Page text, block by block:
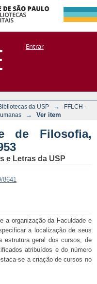
:
CoriscoEntrar
da USP →
FFLCH -
→ Ver item
de Filosofia,
e Letras da USP
8641
a organização da Faculdade e
a localização de seus
estrutura geral dos cursos, de
atribuídos e do número
se a criação de cursos no